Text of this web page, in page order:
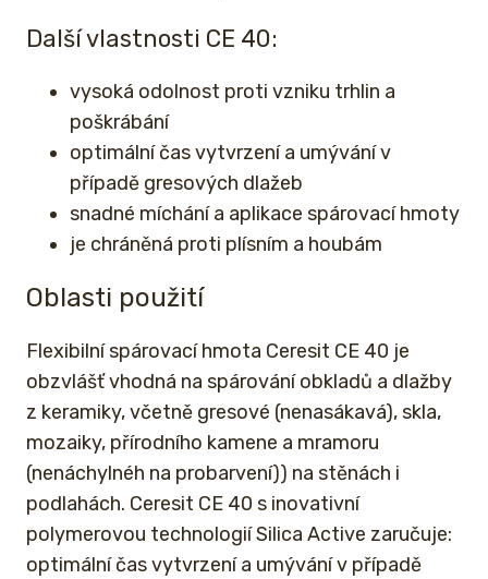
Další vlastnosti CE 40:
vysoká odolnost proti vzniku trhlin a
poškrábání
optimální čas vytvrzení a umývání v
případě gresových dlažeb
snadné míchání a aplikace spárovací hmoty
je chráněná proti plísním a houbám
Oblasti použití
Flexibilní spárovací hmota Ceresit CE 40 je
obzvlášť vhodná na spárování obkladů a dlažby
z keramiky, včetně gresové (nenasákavá), skla,
mozaiky, přírodního kamene a mramoru
(nenáchylnéh na probarvení)) na stěnách i
podlahách. Ceresit CE 40 s inovativní
polymerovou technologií Silica Active zaručuje:
optimální čas vytvrzení a umývání v případě